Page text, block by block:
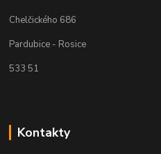
Chelčického 686
Pardubice - Rosice
533 51
Kontakty